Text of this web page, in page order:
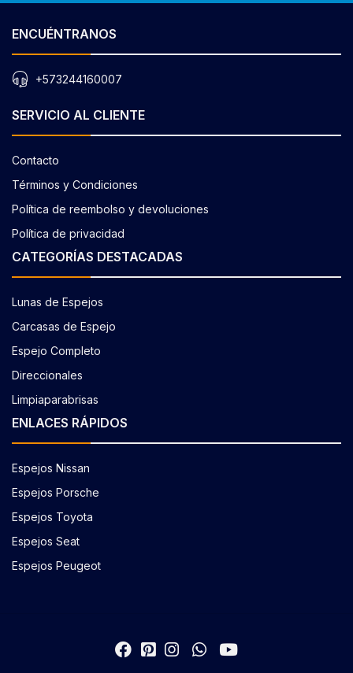
ENCUÉNTRANOS
+573244160007
SERVICIO AL CLIENTE
Contacto
Términos y Condiciones
Política de reembolso y devoluciones
Política de privacidad
CATEGORÍAS DESTACADAS
Lunas de Espejos
Carcasas de Espejo
Espejo Completo
Direccionales
Limpiaparabrisas
ENLACES RÁPIDOS
Espejos Nissan
Espejos Porsche
Espejos Toyota
Espejos Seat
Espejos Peugeot